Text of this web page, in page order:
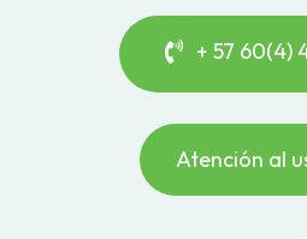
+ 57 60(4)
Atención al